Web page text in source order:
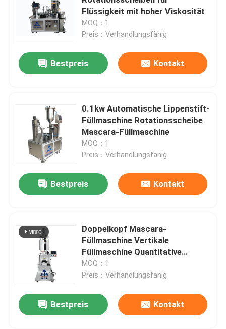
Flüssigkeit mit hoher Viskosität
MOQ：1
Preis：Verhandlungsfähig
Bestpreis Kontakt
0.1kw Automatische Lippenstift-
Füllmaschine Rotationsscheibe
Mascara-Füllmaschine
MOQ：1
Preis：Verhandlungsfähig
Bestpreis Kontakt
Doppelkopf Mascara-
Füllmaschine Vertikale
Füllmaschine Quantitative
Heizung
MOQ：1
Preis：Verhandlungsfähig
Bestpreis Kontakt